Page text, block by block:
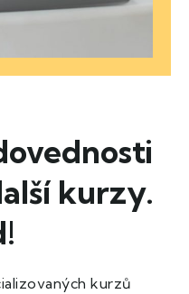
kurzy.
kurzů